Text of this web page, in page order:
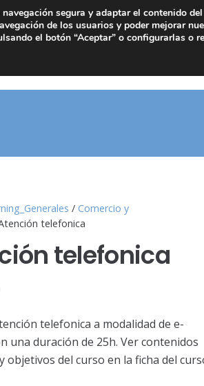
/ Comercio y
telefonica
telefonica
telefonica a modalidad de e-
una duración de 25h. Ver contenidos
objetivos del curso en la ficha del
segura y adaptar el contenido
de los usuarios y poder mejorar
el botón “Aceptar” o configurarlas o